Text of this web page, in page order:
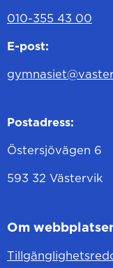
010-355 43 00
E-post:
Postadress:
Östersjövägen 6
593 32 Västervik
Om